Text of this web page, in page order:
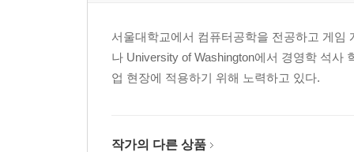
서울대학교에서 컴퓨터공학을 전공하고 게임
나 University of Washington에서 경영학 석사
업 현장에 적용하기 위해 노력하고 있다.
작가의 다른 상품